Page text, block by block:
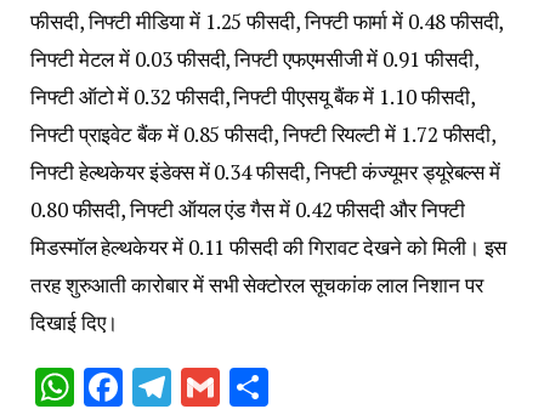
फीसदी, निफ्टी मीडिया में 1.25 फीसदी, निफ्टी फार्मा में 0.48 फीसदी,
निफ्टी मेटल में 0.03 फीसदी, निफ्टी एफएमसीजी में 0.91 फीसदी,
निफ्टी ऑटो में 0.32 फीसदी, निफ्टी पीएसयू बैंक में 1.10 फीसदी,
निफ्टी प्राइवेट बैंक में 0.85 फीसदी, निफ्टी रियल्टी में 1.72 फीसदी,
निफ्टी हेल्थकेयर इंडेक्स में 0.34 फीसदी, निफ्टी कंज्यूमर ड्यूरेबल्स में
0.80 फीसदी, निफ्टी ऑयल एंड गैस में 0.42 फीसदी और निफ्टी
मिडस्मॉल हेल्थकेयर में 0.11 फीसदी की गिरावट देखने को मिली। इस
तरह शुरुआती कारोबार में सभी सेक्टोरल सूचकांक लाल निशान पर
दिखाई दिए।
WhatsApp
Facebook
Telegram
Gmail